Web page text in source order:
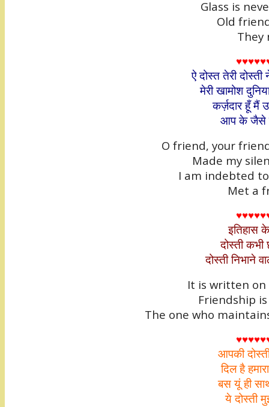
Glass is
Old
They
ऐ दोस्त तेरी
मेरी खामोश
कर्ज़दार हूँ मैं
आप के जैसे
O friend, your
Made my
I am indebted
Met a
इतिहास
दोस्ती कभी
दोस्ती निभाने
It is written
Friendship
The one who
आपकी
दिल है
बस यूं ही
ये दोस्ती